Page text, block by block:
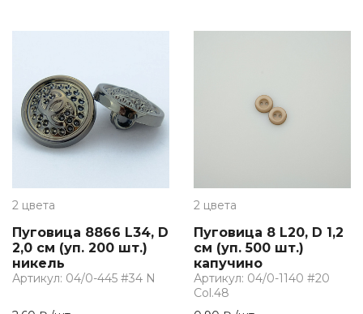
2 цвета
Пуговица 8866 L34, D
2,0 см (уп. 200 шт.)
никель
Артикул: 04/0-445 #34 N
2 цвета
Пуговица 8 L20, D 1,2
см (уп. 500 шт.)
капучино
Артикул: 04/0-1140 #20
Col.48